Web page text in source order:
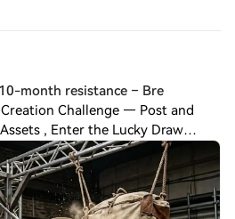
But here is the
month resistance – Bre
Challenge — Post and
, Enter the Lucky Draw
to struggle as restricted capital
October